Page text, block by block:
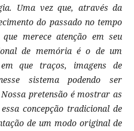
Uma vez que, através da
do passado no tempo
merece atenção em seu
de memória é o de um
que traços, imagens de
sistema podendo ser
pretensão é mostrar as
concepção tradicional de
de um modo original de